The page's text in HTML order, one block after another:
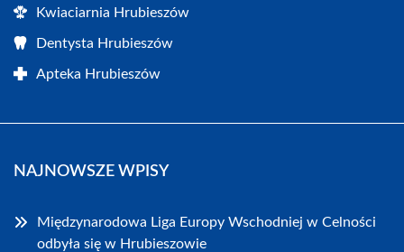
Kwiaciarnia Hrubieszów
Dentysta Hrubieszów
Apteka Hrubieszów
NAJNOWSZE WPISY
Międzynarodowa Liga Europy Wschodniej w Celności
odbyła się w Hrubieszowie